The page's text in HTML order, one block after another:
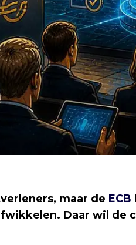
maar de ECB
Daar wil de